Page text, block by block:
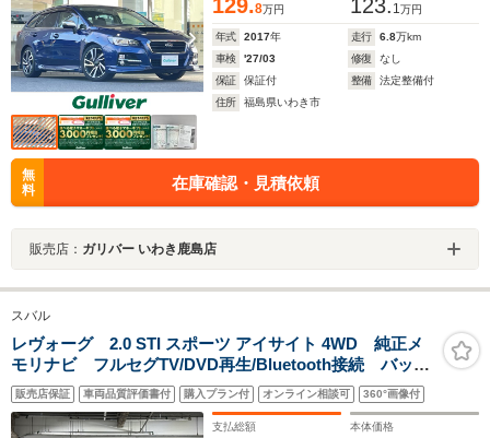
129.8万円 123. 1万円
年式 2017年 走行 6.8万km
車検
'27/03 修復
なし
保証
保証付 整備
法定整備付
住所
福島県いわき市
無
料
在庫確認・見積依頼
販売店： ガリバー いわき鹿島店
スバル
レヴォーグ 2.0 STI スポーツ アイサイト 4WD 純正メ
モリナビ フルセグTV/DVD再生/Bluetooth接続 バック
カメラ ドラレコ ACC BSM パドルシフト レーン
キープ 衝突軽減 メモリーシート/パワーシート シー
トヒータ レザーシート スマートキー
販売店保証 車両品質評価書付 購入プラン付 オンライン相談可 360°画像付
支払総額 本体価格